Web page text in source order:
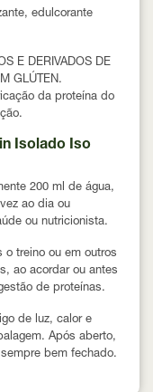
edulcorante
E DERIVADOS DE
GLÚTEN.
da proteína do
Isolado Iso
200 ml de água,
ao dia ou
ou nutricionista.
o treino ou em outros
ao acordar ou antes
de proteínas.
de luz, calor e
Após aberto,
bem fechado.